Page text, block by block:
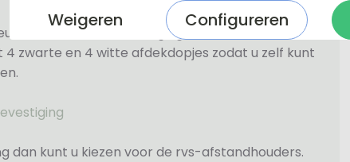
uit 3 soorten bevestiging. Standaard worden
zwarte en 4 witte afdekdopjes zodat u zelf kunt
dan kunt u kiezen voor de rvs-afstandhouders.
Weigeren Configureren